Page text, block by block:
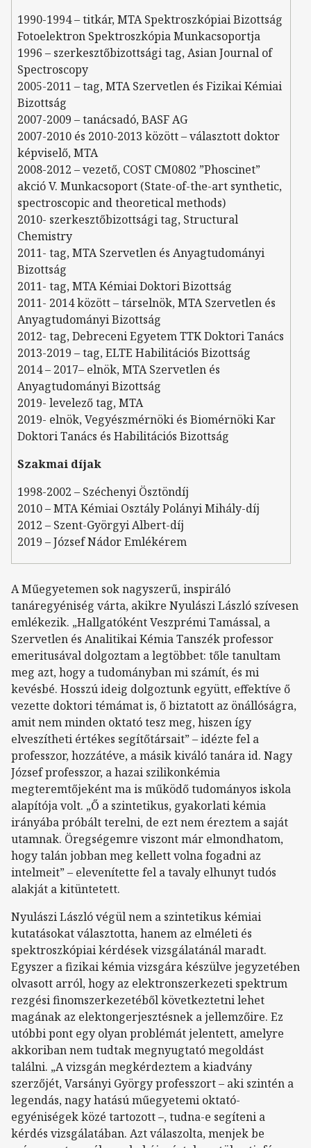
1990-1994 – titkár, MTA Spektroszkópiai Bizottság
Fotoelektron Spektroszkópia Munkacsoportja
1996 – szerkesztőbizottsági tag, Asian Journal of
Spectroscopy
2005-2011 – tag, MTA Szervetlen és Fizikai Kémiai
Bizottság
2007-2009 – tanácsadó, BASF AG
2007-2010 és 2010-2013 között – választott doktor
képviselő, MTA
2008-2012 – vezető, COST CM0802 ”Phoscinet”
akció V. Munkacsoport (State-of-the-art synthetic,
spectroscopic and theoretical methods)
2010- szerkesztőbizottsági tag, Structural
Chemistry
2011- tag, MTA Szervetlen és Anyagtudományi
Bizottság
2011- tag, MTA Kémiai Doktori Bizottság
2011- 2014 között – társelnök, MTA Szervetlen és
Anyagtudományi Bizottság
2012- tag, Debreceni Egyetem TTK Doktori Tanács
2013-2019 – tag, ELTE Habilitációs Bizottság
2014 – 2017– elnök, MTA Szervetlen és
Anyagtudományi Bizottság
2019- levelező tag, MTA
2019- elnök, Vegyészmérnöki és Biomérnöki Kar
Doktori Tanács és Habilitációs Bizottság
Szakmai díjak
1998-2002 – Széchenyi Ösztöndíj
2010 – MTA Kémiai Osztály Polányi Mihály-díj
2012 – Szent-Györgyi Albert-díj
2019 – József Nádor Emlékérem
A Műegyetemen sok nagyszerű, inspiráló
tanáregyéniség várta, akikre Nyulászi László szívesen
emlékezik. „Hallgatóként Veszprémi Tamással, a
Szervetlen és Analitikai Kémia Tanszék professor
emeritusával dolgoztam a legtöbbet: tőle tanultam
meg azt, hogy a tudományban mi számít, és mi
kevésbé. Hosszú ideig dolgoztunk együtt, effektíve ő
vezette doktori témámat is, ő biztatott az önállóságra,
amit nem minden oktató tesz meg, hiszen így
elveszítheti értékes segítőtársait” – idézte fel a
professzor, hozzátéve, a másik kiváló tanára id. Nagy
József professzor, a hazai szilikonkémia
megteremtőjeként ma is működő tudományos iskola
alapítója volt. „Ő a szintetikus, gyakorlati kémia
irányába próbált terelni, de ezt nem éreztem a saját
utamnak. Öregségemre viszont már elmondhatom,
hogy talán jobban meg kellett volna fogadni az
intelmeit” – elevenítette fel a tavaly elhunyt tudós
alakját a kitüntetett.
Nyulászi László végül nem a szintetikus kémiai
kutatásokat választotta, hanem az elméleti és
spektroszkópiai kérdések vizsgálatánál maradt.
Egyszer a fizikai kémia vizsgára készülve jegyzetében
olvasott arról, hogy az elektronszerkezeti spektrum
rezgési finomszerkezetéből következtetni lehet
magának az elektongerjesztésnek a jellemzőire. Ez
utóbbi pont egy olyan problémát jelentett, amelyre
akkoriban nem tudtak megnyugtató megoldást
találni. „A vizsgán megkérdeztem a kiadvány
szerzőjét, Varsányi György professzort – aki szintén a
legendás, nagy hatású műegyetemi oktató-
egyéniségek közé tartozott –, tudna-e segíteni a
kérdés vizsgálatában. Azt válaszolta, menjek be